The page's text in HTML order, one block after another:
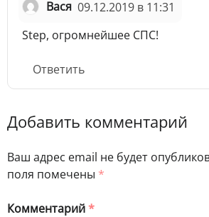
Вася 09.12.2019 в 11:31
Step, огромнейшее СПС!
Ответить
Добавить комментарий
Ваш адрес email не будет
поля помечены *
Комментарий*